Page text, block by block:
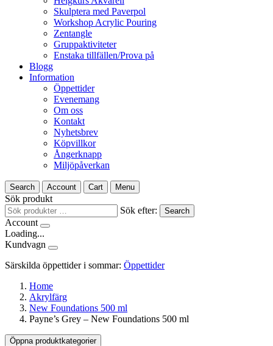
Skulptera med Paverpol
Workshop Acrylic Pouring
Zentangle
Gruppaktiviteter
Enstaka tillfällen/Prova på
Blogg
Information
Öppettider
Evenemang
Om oss
Kontakt
Nyhetsbrev
Köpvillkor
Ångerknapp
Miljöpåverkan
Search Account Cart Menu
Sök produkt
Sök efter:
Search
Account
Loading...
Kundvagn
Särskilda öppettider i sommar: Öppettider
Home
Akrylfärg
New Foundations 500 ml
Payne’s Grey – New Foundations 500 ml
Öppna produktkategorier